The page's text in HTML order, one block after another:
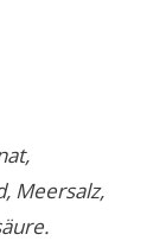
Meersalz,